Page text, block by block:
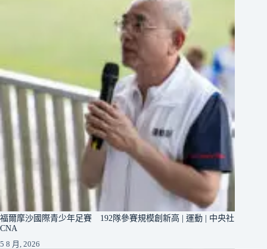
福爾摩沙國際青少年足賽 192隊參賽規模創新高 | 運動 | 中央社
CNA
5 8 月, 2026